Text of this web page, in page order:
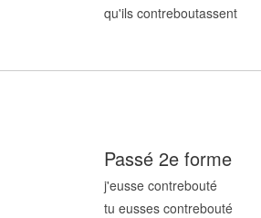
qu'ils contreboutassent
Passé 2e forme
j'eusse contrebouté
tu eusses contrebouté